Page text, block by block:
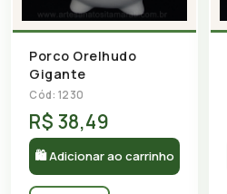
Porco Orelhudo
Gigante
Cód: 1230
R$ 38,49
🛍 Adicionar ao carrinho